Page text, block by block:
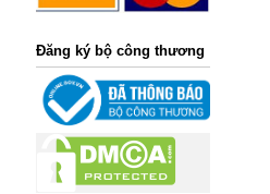
Đăng ký bộ công thương